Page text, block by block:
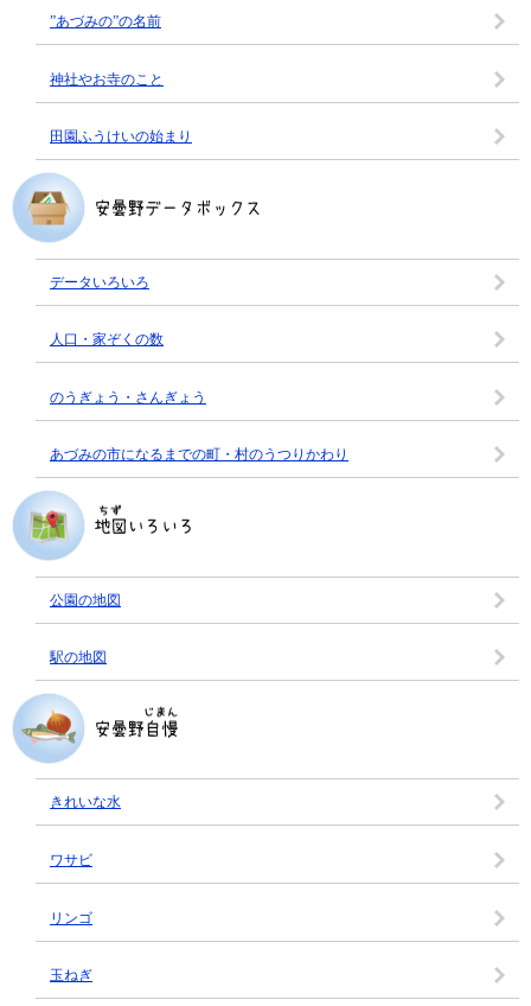
”あづみの”の名前
神社やお寺のこと
田園ふうけいの始まり
データいろいろ
人口・家ぞくの数
のうぎょう・さんぎょう
あづみの市になるまでの町・村のうつりかわり
公園の地図
駅の地図
きれいな水
ワサビ
リンゴ
玉ねぎ